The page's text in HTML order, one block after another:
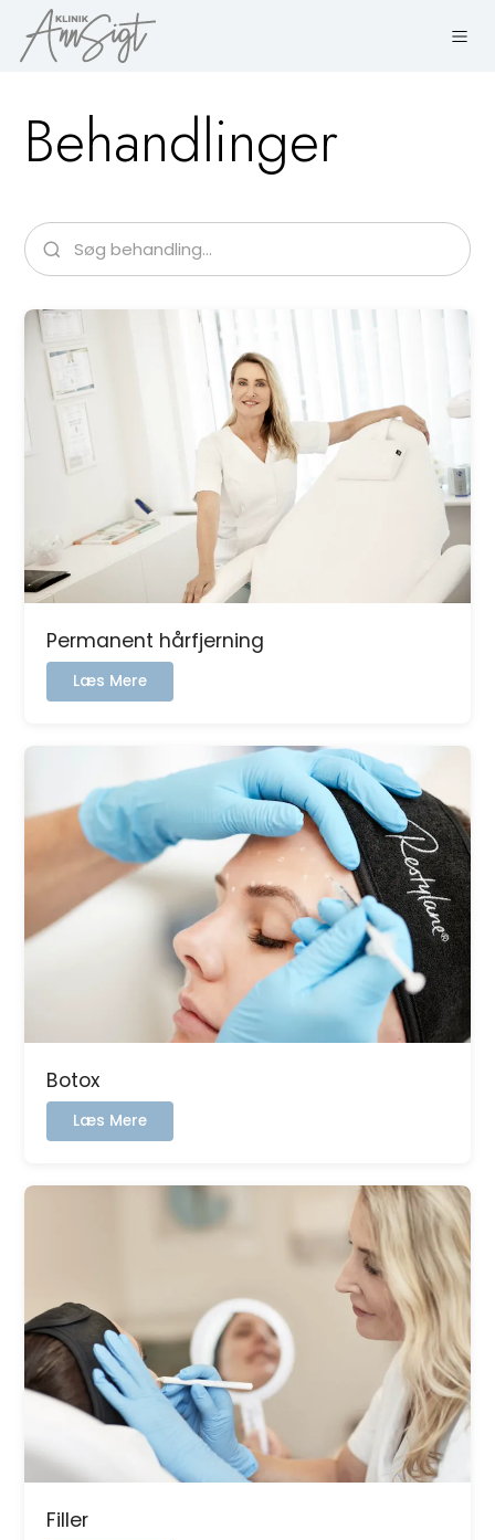
Behandlinger
Permanent hårfjerning
Læs Mere:
Permanent
Botox
Læs Mere:
Botox
Filler